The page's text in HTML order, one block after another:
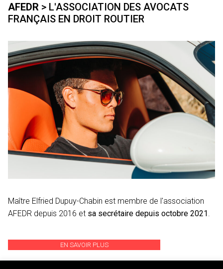
AFEDR > L'ASSOCIATION DES AVOCATS
FRANÇAIS EN DROIT ROUTIER
Maître Elfried Dupuy-Chabin est membre de l'association
AFEDR depuis 2016 et sa secrétaire depuis octobre 2021.
EN SAVOIR PLUS